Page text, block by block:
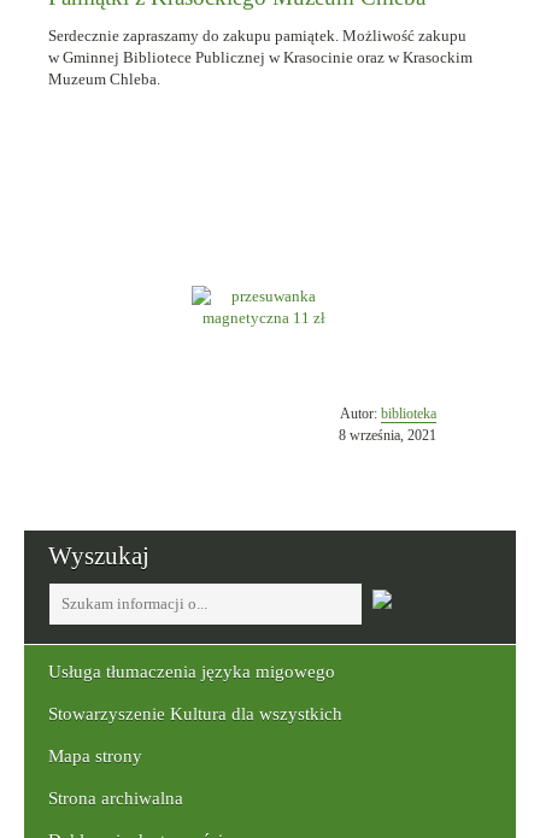
Chleba”
Serdecznie zapraszamy do zakupu pamiątek. Możliwość zakupu
w Gminnej Bibliotece Publicznej w Krasocinie oraz w Krasockim
Muzeum Chleba.
Autor:bibliotekaOpublikowano
8 września, 2021
Wyszukaj
wpisz
Usługa tłumaczenia języka migowego
Stowarzyszenie Kultura dla wszystkich
Mapa strony
Strona archiwalna